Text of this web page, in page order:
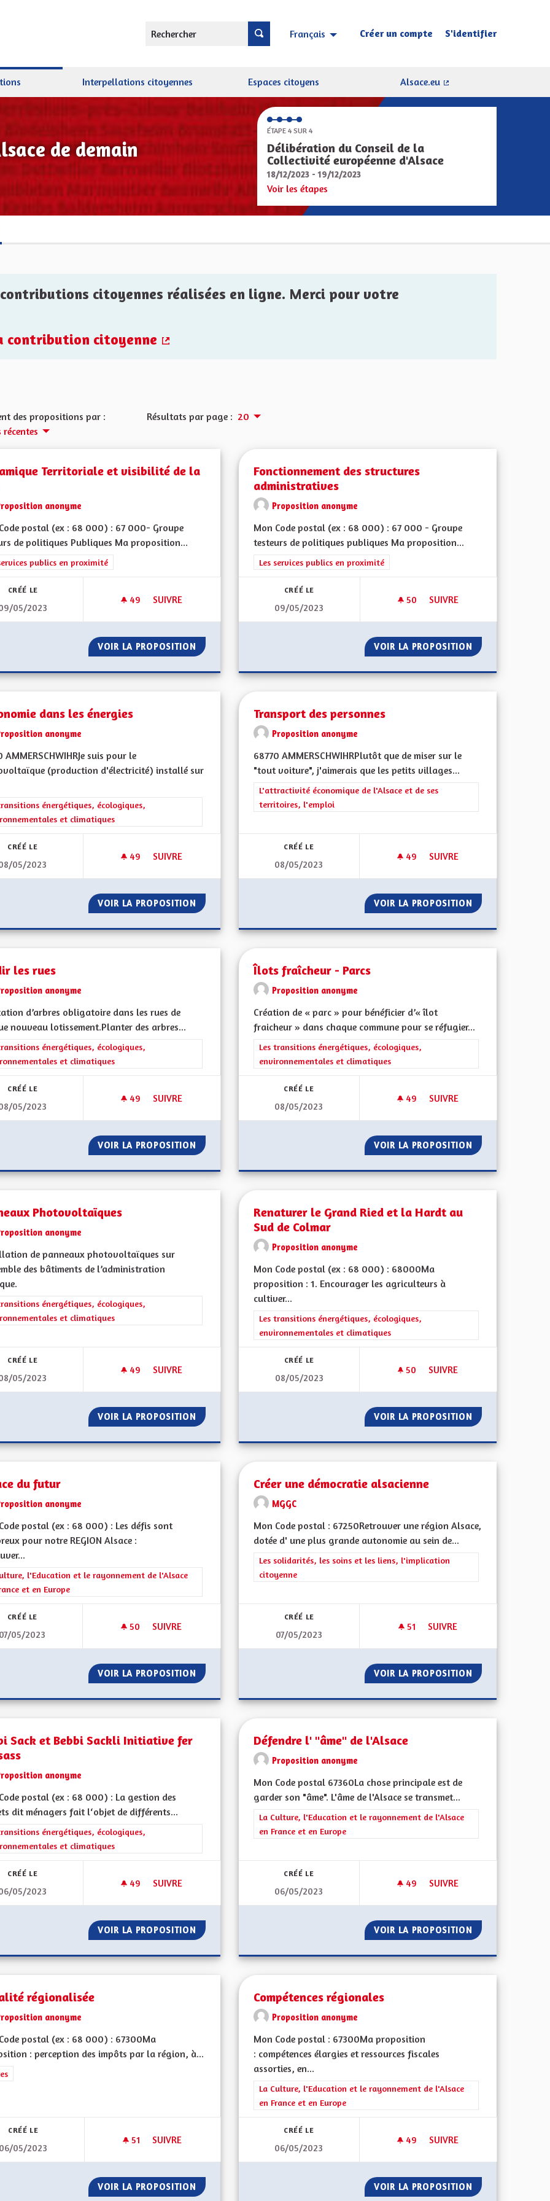
Rechercher Français Choisir la langue Sprache wählen
Créer un compte S'identifier
Interpellations citoyennes Espaces citoyens
Alsace.eu
de demain
ÉTAPE 4 SUR 4
Délibération du Conseil de la
Collectivité européenne d'Alsace
18/12/2023 - 19/12/2023
Voir les étapes
citoyennes réalisées en ligne. Merci pour votre
contribution citoyenne
des propositions par :
récentes
Résultats par page : 20
Territoriale et visibilité de la
anonyme
postal (ex : 68 000) : 67 000- Groupe
de politiques Publiques Ma proposition...
les résultats de la catégorie : Les services publics en proximité
publics en proximité
CRÉÉ LE
05/2023
49 49 ABONNÉS
SUIVRE
DYNAMIQUE TERRITORIALE ET VISIBILITÉ DE LA CEA
VOIR LA PROPOSITION DYNAMIQUE TERRITORIALE ET VISIBILITÉ DE LA CEA
Fonctionnement des structures
administratives
Proposition anonyme
Mon Code postal (ex : 68 000) : 67 000 - Groupe
testeurs de politiques publiques Ma proposition...
Filtrer les résultats de la catégorie : Les services publics en proximité
Les services publics en proximité
CRÉÉ LE
09/05/2023
50 50 ABONNÉS
SUIVRE
VOIR LA PROPOSITION
dans les énergies
anonyme
AMMERSCHWIHRJe suis pour le
(production d'électricité) installé sur
les résultats de la catégorie : Les transitions énergétiques, écologiques, environnementales et climatiques
énergétiques, écologiques,
et climatiques
CRÉÉ LE
05/2023
49 49 ABONNÉS
SUIVRE
AUTONOMIE DANS LES ÉNERGIES
VOIR LA PROPOSITION AUTONOMIE DANS LES ÉNERGIES
Transport des personnes
Proposition anonyme
68770 AMMERSCHWIHRPlutôt que de miser sur le
"tout voiture", j'aimerais que les petits villages...
Filtrer les résultats de la catégorie : L'attractivité économique de l'Alsace
L'attractivité économique de l'Alsace et de ses
territoires, l'emploi
CRÉÉ LE
08/05/2023
49 49 ABONNÉS
SUIVRE
VOIR LA PROPOSITION TRANSPORT DES
les rues
anonyme
d’arbres obligatoire dans les rues de
nouveau lotissement.Planter des arbres...
les résultats de la catégorie : Les transitions énergétiques, écologiques, environnementales et climatiques
énergétiques, écologiques,
et climatiques
CRÉÉ LE
05/2023
49 49 ABONNÉS
SUIVRE
VOIR LA PROPOSITION VERDIR LES RUES
Îlots fraîcheur - Parcs
Proposition anonyme
Création de « parc » pour bénéficier d’« îlot
fraicheur » dans chaque commune pour se réfugier...
Filtrer les résultats de la catégorie : Les transitions énergétiques,
Les transitions énergétiques, écologiques,
environnementales et climatiques
CRÉÉ LE
08/05/2023
49 49 ABONNÉS
SUIVRE
VOIR LA PROPOSITION ÎLOTS
Photovoltaïques
anonyme
de panneaux photovoltaïques sur
des bâtiments de l’administration
les résultats de la catégorie : Les transitions énergétiques, écologiques, environnementales et climatiques
énergétiques, écologiques,
et climatiques
CRÉÉ LE
05/2023
49 49 ABONNÉS
SUIVRE
PANNEAUX PHOTOVOLTAÏQUES
VOIR LA PROPOSITION PANNEAUX PHOTOVOLTAÏQUES
Renaturer le Grand Ried et la Hardt au
Sud de Colmar
Proposition anonyme
Mon Code postal (ex : 68 000) : 68000Ma
proposition : 1. Encourager les agriculteurs à
cultiver...
Filtrer les résultats de la catégorie : Les transitions énergétiques,
Les transitions énergétiques, écologiques,
environnementales et climatiques
CRÉÉ LE
08/05/2023
50 50 ABONNÉS
SUIVRE
VOIR LA PROPOSITION RENATURER LE
du futur
anonyme
postal (ex : 68 000) : Les défis sont
pour notre REGION Alsace :
les résultats de la catégorie : La Culture, l'Education et le rayonnement de l'Alsace en France et en Europe
l'Education et le rayonnement de l'Alsace
et en Europe
CRÉÉ LE
07/05/2023
50 50 ABONNÉS
SUIVRE
VOIR LA PROPOSITION ALSACE DU FUTUR
Créer une démocratie alsacienne
MGGC
Mon Code postal : 67250Retrouver une région Alsace,
dotée d' une plus grande autonomie au sein de...
Filtrer les résultats de la catégorie : Les solidarités, les soins et les liens,
Les solidarités, les soins et les liens, l'implication
citoyenne
CRÉÉ LE
07/05/2023
51 51 ABONNÉS
SUIVRE
VOIR LA PROPOSITION CRÉER UNE
Sack et Bebbi Sackli Initiative fer
anonyme
postal (ex : 68 000) : La gestion des
dit ménagers fait l‘objet de différents...
les résultats de la catégorie : Les transitions énergétiques, écologiques, environnementales et climatiques
énergétiques, écologiques,
et climatiques
CRÉÉ LE
05/2023
49 49 ABONNÉS
SUIVRE
BEBBI SACK ET BEBBI SACKLI INITIATIVE FER S‘ELSASS
VOIR LA PROPOSITION BEBBI SACK ET BEBBI SACKLI INITIATIVE FER S‘ELSASS
Défendre l' "âme" de l'Alsace
Proposition anonyme
Mon Code postal 67360La chose principale est de
garder son "âme". L'âme de l'Alsace se transmet...
Filtrer les résultats de la catégorie : La Culture, l'Education et le
La Culture, l'Education et le rayonnement de l'Alsace
en France et en Europe
CRÉÉ LE
06/05/2023
49 49 ABONNÉS
SUIVRE
VOIR LA PROPOSITION DÉFENDRE L'
régionalisée
anonyme
postal (ex : 68 000) : 67300Ma
: perception des impôts par la région, à...
les résultats de la catégorie : Autres
CRÉÉ LE
06/05/2023
51 51 ABONNÉS
SUIVRE
VOIR LA PROPOSITION FISCALITÉ RÉGIONALISÉE
Compétences régionales
Proposition anonyme
Mon Code postal : 67300Ma proposition
: compétences élargies et ressources fiscales
assorties, en...
Filtrer les résultats de la catégorie : La Culture, l'Education et le
La Culture, l'Education et le rayonnement de l'Alsace
en France et en Europe
CRÉÉ LE
06/05/2023
49 49 ABONNÉS
SUIVRE
VOIR LA PROPOSITION COMPÉTENCES